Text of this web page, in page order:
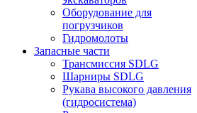
Оборудование для
погрузчиков
Гидромолоты
Запасные части
Трансмиссия SDLG
Шарниры SDLG
Рукава высокого давления
(гидросистема)